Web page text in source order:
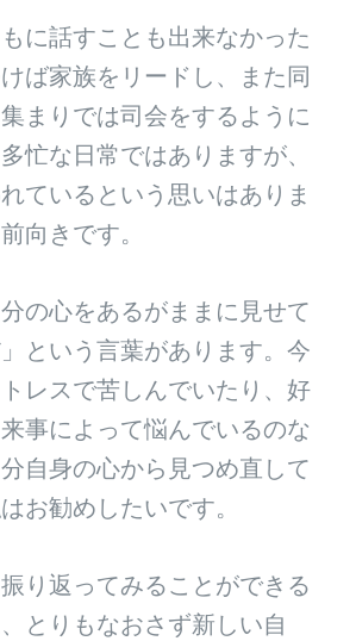
に話すことも出来なかった
ば家族をリードし、また同
まりでは司会をするように
忙な日常ではありますが、
ているという思いはありま
向きです。
分の心をあるがままに見せて
という言葉があります。今
レスで苦しんでいたり、好
事によって悩んでいるのな
自身の心から見つめ直して
お勧めしたいです。
り返ってみることができる
とりもなおさず新しい自